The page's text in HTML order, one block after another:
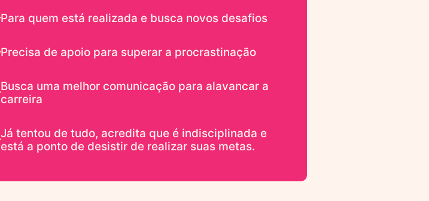
Para quem está realizada e busca novos desafios
Precisa de apoio para superar a procrastinação
Busca uma melhor comunicação para alavancar a
carreira
Já tentou de tudo, acredita que é indisciplinada e
está a ponto de desistir de realizar suas metas.